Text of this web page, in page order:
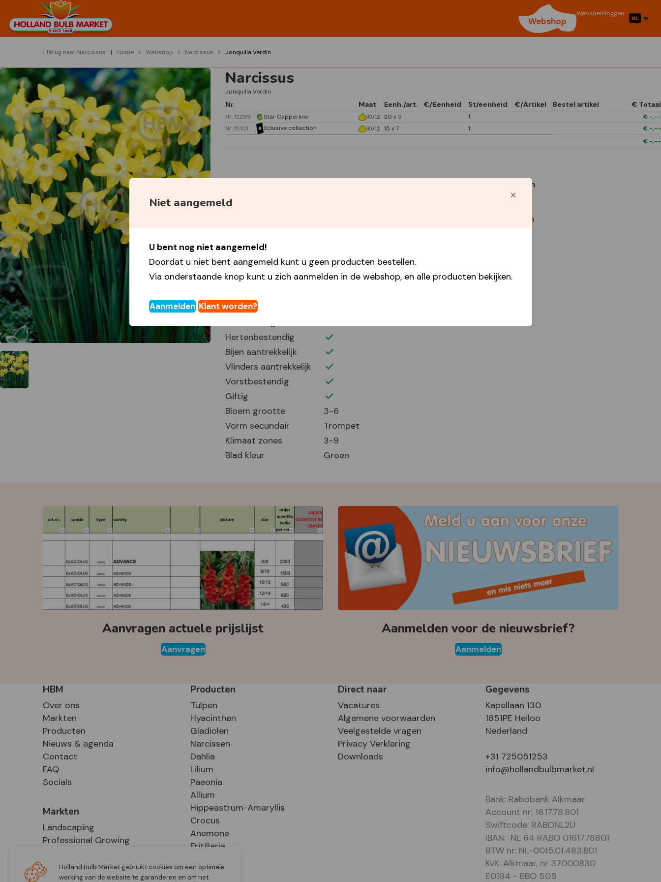
Webshop
WebsiteInloggen
Niet aangemeld
U bent nog niet aangemeld!
Doordat u niet bent aangemeld kunt u geen producten bestellen.
Via onderstaande knop kunt u zich aanmelden in de webshop, en alle producten bekijken.
Aanmelden Klant worden?
Terug naar Narcissus Home Webshop Narcissus Jonquilla Verdin
Narcissus
Jonquilla Verdin
Nr. Maat Eenh./art. €/Eenheid St/eenheid €/Artikel Bestel artikel € Totaal
Nr. 12299 Star Capperline 10/12 20 x 5 1 € -,--
Nr. 15101
Xclusive collection 10/12 15 x 7 1 € -,--
€ -,--
Primaire kleur
Plant periode
Bloei periode
3-5
Bloemhoogte
20
Half zonnig
Hertenbestendig
Bijen aantrekkelijk
Vlinders aantrekkelijk
Vorstbestendig
Giftig
Bloem grootte
3-6
Vorm secundair
Trompet
Klimaat zones
3-9
Blad kleur
Groen
Gebruikte symbolen
Xclusive collection
Aanvragen actuele prijslijst
Aanvragen
Aanmelden voor de nieuwsbrief?
Aanmelden
HBM
Over ons
Markten
Producten
Nieuws & agenda
Contact
FAQ
Socials
Markten
Landscaping
Professional Growing
Retail
Producten
Tulpen
Hyacinthen
Gladiolen
Narcissen
Dahlia
Lilium
Paeonia
Allium
Hippeastrum-Amaryllis
Crocus
Anemone
Fritillaria
Direct naar
Vacatures
Algemene voorwaarden
Veelgestelde vragen
Privacy Verklaring
Downloads
Gegevens
Kapellaan 130
1851PE Heiloo
Nederland
+31 725051253
info@hollandbulbmarket.nl
Bank: Rabobank Alkmaar
Account nr: 16.17.78.801
Swiftcode: RABONL2U
IBAN: NL 64 RABO 0161778801
BTW nr: NL-0015.01.483.B01
KvK: Alkmaar, nr 37000830
E0194 - EBO 505
Holland Bulb Market gebruikt cookies om een optimale
werking van de website te garanderen en om het